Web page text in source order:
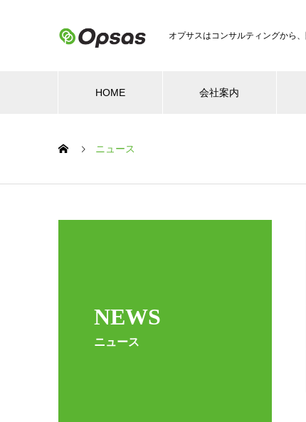
オプサスはコンサルティングから
HOME 会社案内
ニュース
NEWS
ニュース